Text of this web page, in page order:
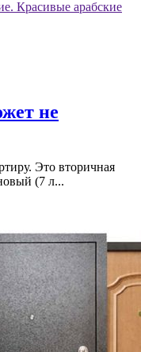
Красивые арабские
не
Это вторичная
(7 л...